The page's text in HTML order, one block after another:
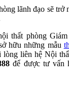
lãnh đạo sẽ trở
thất phòng
hữu những mẫu
lòng liên hệ Nội
để được tư vấn